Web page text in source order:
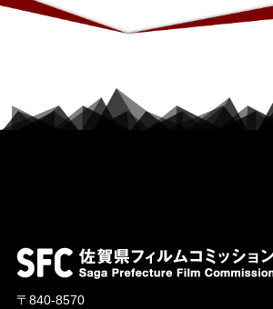
〒840-8570